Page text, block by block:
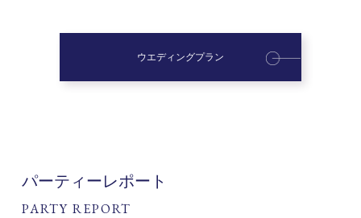
ウエディングプラン
パーティーレポート
PARTY REPORT